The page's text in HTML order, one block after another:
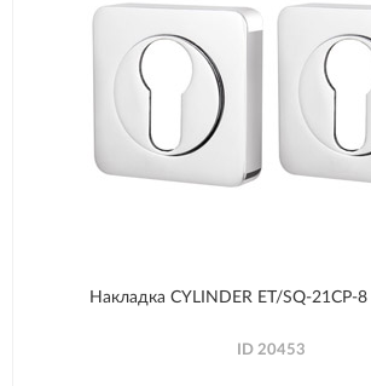
Накладка CYLINDER ET/SQ-21CP-
ID 20453